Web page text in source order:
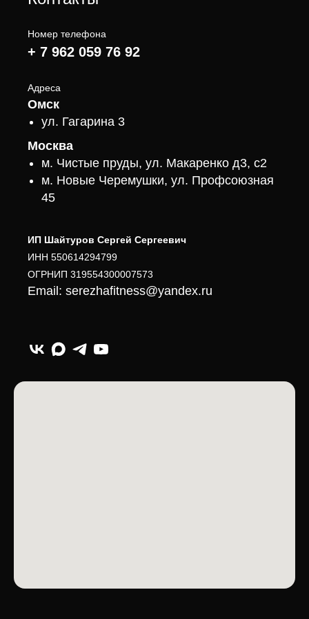
Номер телефона
+ 7 962 059 76 92
Адреса
Омск
ул. Гагарина 3
Москва
м. Чистые пруды, ул. Макаренко д3, с2
м. Новые Черемушки, ул. Профсоюзная
45
ИП Шайтуров Сергей Сергеевич
ИНН 550614294799
ОГРНИП 319554300007573
Email: serezhafitness@yandex.ru